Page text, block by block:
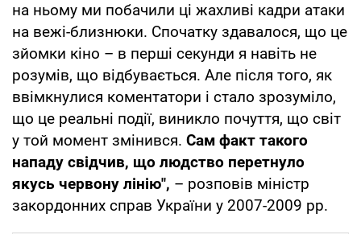
на ньому ми побачили ці жахливі кадри атаки
на вежі-близнюки. Спочатку здавалося, що це
зйомки кіно – в перші секунди я навіть не
розумів, що відбувається. Але після того, як
ввімкнулися коментатори і стало зрозуміло,
що це реальні події, виникло почуття, що світ
у той момент змінився. Сам факт такого
нападу свідчив, що людство перетнуло
якусь червону лінію", – розповів міністр
закордонних справ України у 2007-2009 рр.